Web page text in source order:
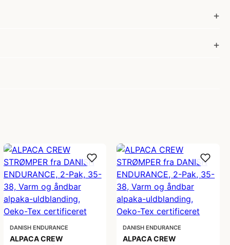
DANISH ENDURANCE
ALPACA CREW
DANISH ENDURANCE
ALPACA CREW